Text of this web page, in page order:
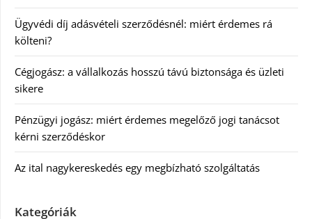
Ügyvédi díj adásvételi szerződésnél: miért érdemes rá
költeni?
Cégjogász: a vállalkozás hosszú távú biztonsága és üzleti
sikere
Pénzügyi jogász: miért érdemes megelőző jogi tanácsot
kérni szerződéskor
Az ital nagykereskedés egy megbízható szolgáltatás
Kategóriák